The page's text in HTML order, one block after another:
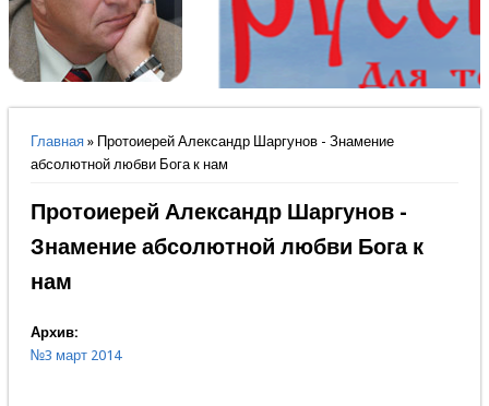
Вы здесь
Главная» Протоиерей Александр Шаргунов - Знамение
абсолютной любви Бога к нам
Протоиерей Александр Шаргунов -
Знамение абсолютной любви Бога к
нам
Архив:
№3 март 2014